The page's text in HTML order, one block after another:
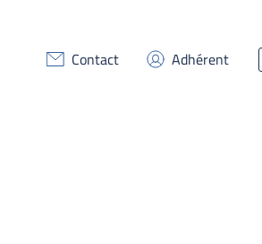
Contact Adhérent